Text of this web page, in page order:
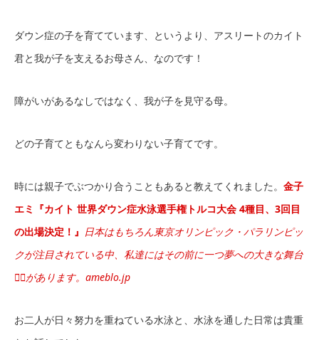
ダウン症の子を育てています、というより、アスリートのカイト
君と我が子を支えるお母さん、なのです！
障がいがあるなしではなく、我が子を見守る母。
どの子育てともなんら変わりない子育てです。
時には親子でぶつかり合うこともあると教えてくれました。 金子
エミ『カイト 世界ダウン症水泳選手権トルコ大会 4種目、3回目
の出場決定！』 日本はもちろん東京オリンピック・パラリンピッ
クが注目されている中、私達にはその前に一つ夢への大きな舞台
🏊‍♂️があります。 ameblo.jp
お二人が日々努力を重ねている水泳と、水泳を通した日常は貴重